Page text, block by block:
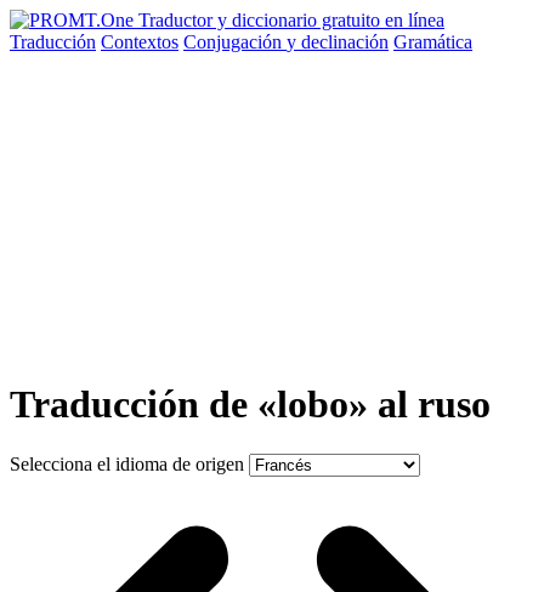
Traducción Contextos Conjugación y declinación Gramática
Traducción de «lobo» al ruso
Selecciona el idioma de origen